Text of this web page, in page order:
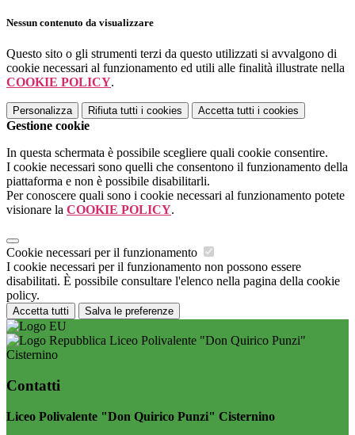
Nessun contenuto da visualizzare
Questo sito o gli strumenti terzi da questo utilizzati si avvalgono di
cookie necessari al funzionamento ed utili alle finalità illustrate nella
COOKIE POLICY.
Personalizza Rifiuta tutti i cookies Accetta tutti i cookies
Gestione cookie
In questa schermata è possibile scegliere quali cookie consentire.
I cookie necessari sono quelli che consentono il funzionamento della
piattaforma e non è possibile disabilitarli.
Per conoscere quali sono i cookie necessari al funzionamento potete
visionare la COOKIE POLICY.
Cookie necessari per il funzionamento
I cookie necessari per il funzionamento non possono essere
disabilitati. È possibile consultare l'elenco nella pagina della cookie
policy.
Accetta tutti Salva le preferenze
Liceo Polivalente "Don Quirico Punzi"
Cisternino
Contatti
Liceo Polivalente "Don Quirico Punzi" Cisternino